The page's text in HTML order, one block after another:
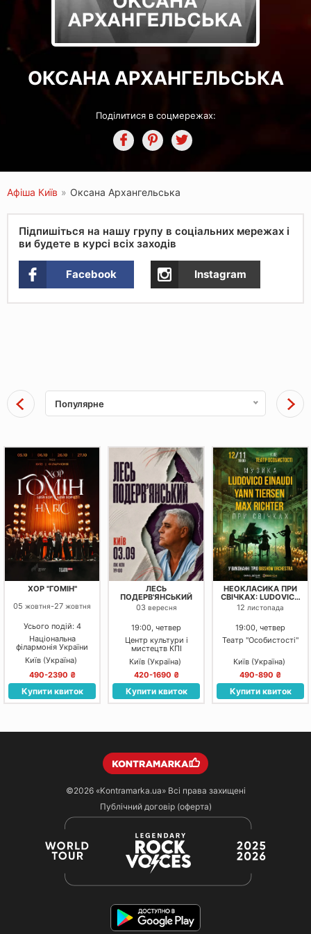
ОКСАНА АРХАНГЕЛЬСЬКА
Поділитися в соцмережах:
Афіша Київ » Оксана Архангельська
Підпишіться на нашу групу в соціальних мережах і
ви будете в курсі всіх заходів
Facebook Instagram
Популярне
ХОР "ГОМІН"
05 жовтня-27 жовтня
Усього подій: 4
Національна
філармонія України
Київ (Україна)
490-2390 ₴
Купити квиток
ЛЕСЬ
ПОДЕРВ'ЯНСЬКИЙ
03 вересня
19:00, четвер
Центр культури і
мистецтв КПІ
Київ (Україна)
420-1690 ₴
Купити квиток
НЕОКЛАСИКА ПРИ
СВІЧКАХ: LUDOVICO
EINAUDI, YANN
TIERSEN, MAX
12 листопада
19:00, четвер
Театр "Особистості"
Київ (Україна)
490-890 ₴
Купити квиток
©2026 «Kontramarka.ua»Всі права захищені
Публічний договір (оферта)